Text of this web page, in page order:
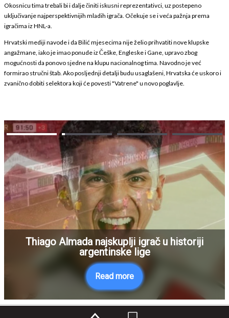
Okosnicu tima trebali bi i dalje činiti iskusni reprezentativci, uz postepeno
uključivanje najperspektivnijih mladih igrača. Očekuje se i veća pažnja prema
igračima iz HNL-a.
Hrvatski mediji navode i da Bilić mjesecima nije želio prihvatiti nove klupske
angažmane, iako je imao ponude iz Češke, Engleske i Gane, upravo zbog
mogućnosti da ponovo sjedne na klupu nacionalnog tima. Navodno je već
formirao stručni štab. Ako posljednji detalji budu usaglašeni, Hrvatska će uskoro i
zvanično dobiti selektora koji će povesti "Vatrene" u novo poglavlje.
Thiago Almada najskuplji igrač u historiji
argentinske lige
Read more